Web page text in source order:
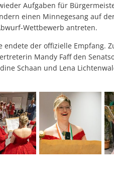
Aufgaben für
einen Minnegesang auf
Wettbewerb antreten.
endete der offizielle Empfang.
Mandy Faff den
Schaan und Lena